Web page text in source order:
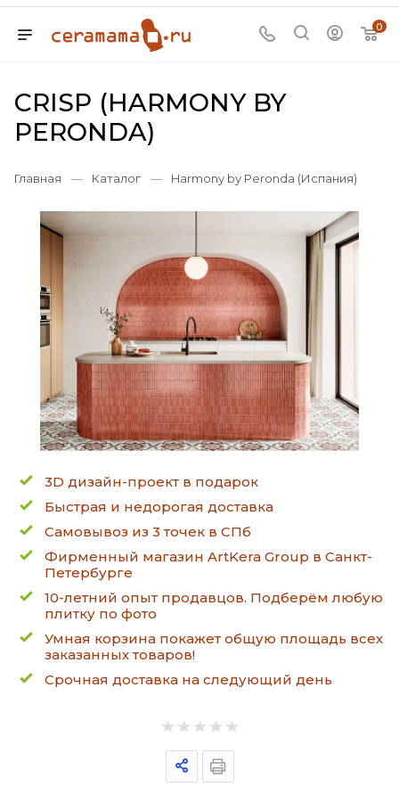
0
CRISP (HARMONY BY
PERONDA)
Главная — Каталог — Harmony by Peronda (Испания)
3D дизайн-проект в подарок
Быстрая и недорогая доставка
Самовывоз из 3 точек в СПб
Фирменный магазин ArtKera Group в Санкт-
Петербурге
10-летний опыт продавцов. Подберём любую
плитку по фото
Умная корзина покажет общую площадь всех
заказанных товаров!
Срочная доставка на следующий день